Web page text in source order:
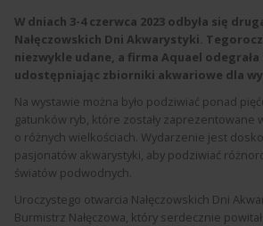
W dniach 3-4 czerwca 2023 odbyła się
Nałęczowskich Dni Akwarystyki.
niezwykle udane, a firma Aquael
udostępniając zbiorniki akwariowe dla
Na wystawie można było podziwiać ponad
gatunków ryb, które zostały zaprezentowane
o różnych wielkościach. Wydarzenie jest
pasjonatów akwarystyki, aby podziwiać
światów podwodnych.
Uroczystego otwarcia Nałęczowskich Dni
Burmistrz Nałęczowa, który serdecznie